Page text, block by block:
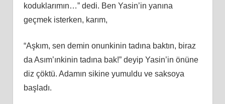
koduklarımın…” dedi. Ben Yasin’in yanına
geçmek isterken, karım,
“Aşkım, sen demin onunkinin tadına baktın, biraz
da Asım’ınkinin tadına bak!” deyip Yasin’in önüne
diz çöktü. Adamın sikine yumuldu ve saksoya
başladı.